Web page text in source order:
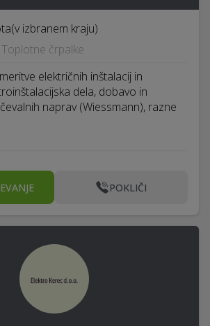
(v izbranem kraju)
Toplotne črpalke
električnih inštalacij in
dela, dobavo in
naprav (Wiessmann), razne
POKLIČI